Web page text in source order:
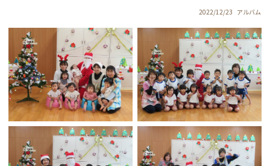
2022/12/23 アルバム